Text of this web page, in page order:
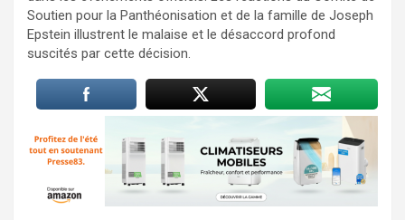
Soutien pour la Panthéonisation et de la famille de Joseph
Epstein illustrent le malaise et le désaccord profond
suscités par cette décision.